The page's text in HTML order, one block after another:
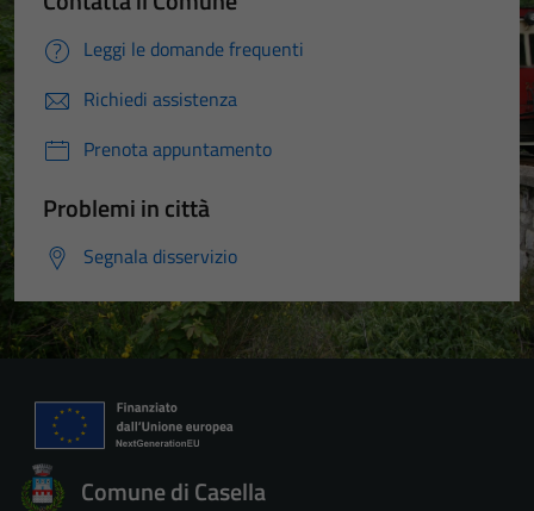
Leggi le domande frequenti
Richiedi assistenza
Prenota appuntamento
Problemi in città
Segnala disservizio
Comune di Casella